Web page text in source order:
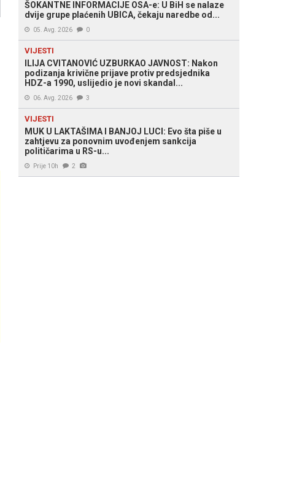
ŠOKANTNE INFORMACIJE OSA-e: U BiH se nalaze
dvije grupe plaćenih UBICA, čekaju naredbe od...
05. Avg. 2026 0
VIJESTI
ILIJA CVITANOVIĆ UZBURKAO JAVNOST: Nakon
podizanja krivične prijave protiv predsjednika
HDZ-a 1990, uslijedio je novi skandal...
06. Avg. 2026 3
VIJESTI
MUK U LAKTAŠIMA I BANJOJ LUCI: Evo šta piše u
zahtjevu za ponovnim uvođenjem sankcija
političarima u RS-u...
Prije 10h 2